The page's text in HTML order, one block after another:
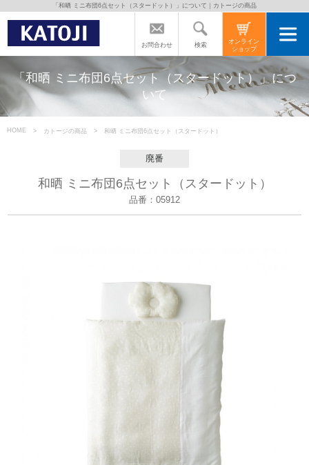
トップページ
カトージの商品
商品をご愛用の方へ
よくあるご質問
会社案内
お知らせ
チャイルドシートユーザー登録
お問合わせ 検索
オンライン
ショップ
「和晒 ミニ布団6点セット（スタードット）」について｜カトージの商品
「和晒 ミニ布団6点セット（スタードット）」につ
いて
HOME カトージの商品 和晒 ミニ布団6点セット（スタードット）
廃番
和晒 ミニ布団6点セット（スタードット）
品番：05912